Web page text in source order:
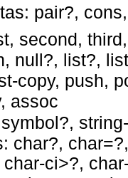
pair?,
second,
null?, list?,
copy, push,
assoc
char?,
ci>?,